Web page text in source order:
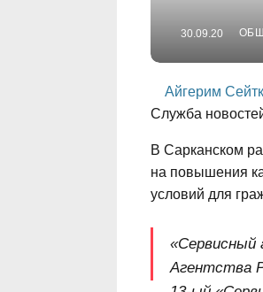
30.09.20
Айгерим
Служба
В Сарканском
на повышения
условий для
«Сервисный
Агентства